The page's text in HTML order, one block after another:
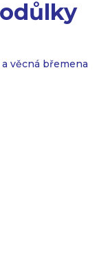
věcná břemena